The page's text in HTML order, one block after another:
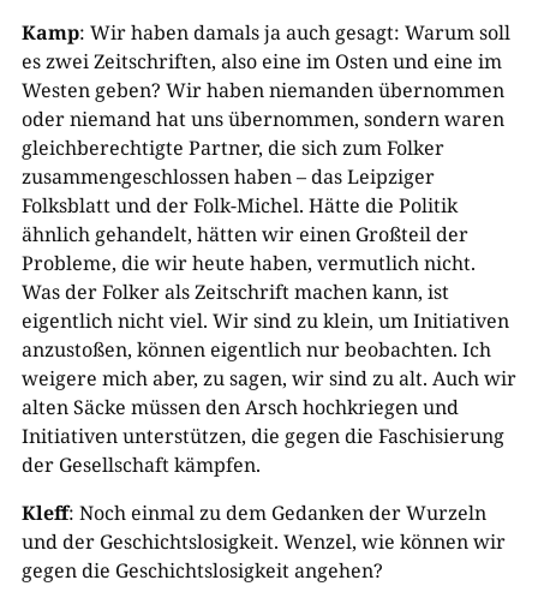
Kamp: Wir haben damals ja auch gesagt: Warum soll
es zwei Zeitschriften, also eine im Osten und eine im
Westen geben? Wir haben niemanden übernommen
oder niemand hat uns übernommen, sondern waren
gleichberechtigte Partner, die sich zum Folker
zusammengeschlossen haben – das Leipziger
Folksblatt und der Folk-Michel. Hätte die Politik
ähnlich gehandelt, hätten wir einen Großteil der
Probleme, die wir heute haben, vermutlich nicht.
Was der Folker als Zeitschrift machen kann, ist
eigentlich nicht viel. Wir sind zu klein, um Initiativen
anzustoßen, können eigentlich nur beobachten. Ich
weigere mich aber, zu sagen, wir sind zu alt. Auch wir
alten Säcke müssen den Arsch hochkriegen und
Initiativen unterstützen, die gegen die Faschisierung
der Gesellschaft kämpfen.
Kleff: Noch einmal zu dem Gedanken der Wurzeln
und der Geschichtslosigkeit. Wenzel, wie können wir
gegen die Geschichtslosigkeit angehen?